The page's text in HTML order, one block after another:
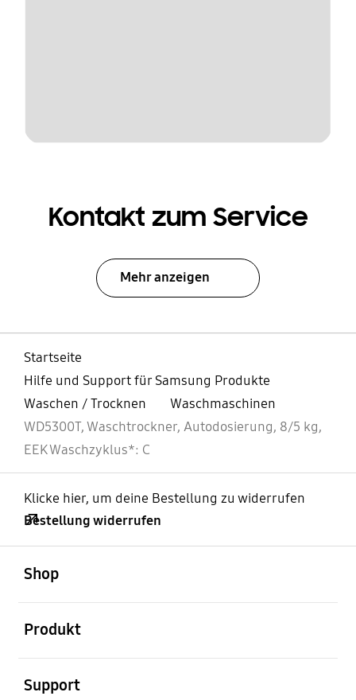
Kontakt zum Service
Mehr anzeigen
Startseite
Hilfe und Support für Samsung Produkte
Waschen / Trocknen
Waschmaschinen
WD5300T, Waschtrockner, Autodosierung, 8/5 kg,
EEK Waschzyklus*: C
Klicke hier, um deine Bestellung zu widerrufen
Bestellung widerrufen
Shop
Produkt
Support